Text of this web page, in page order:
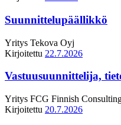
Suunnittelupäällikkö
Yritys Tekova Oyj
Kirjoitettu 22.7.2026
Vastuusuunnittelija,
Yritys FCG Finnish
Kirjoitettu 20.7.2026